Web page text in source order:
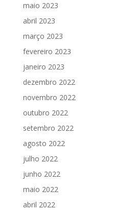
maio 2023
abril 2023
março 2023
fevereiro 2023
janeiro 2023
dezembro 2022
novembro 2022
outubro 2022
setembro 2022
agosto 2022
julho 2022
junho 2022
maio 2022
abril 2022